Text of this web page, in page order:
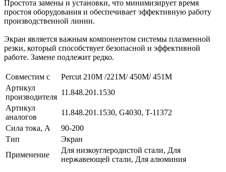
Простота замены и установки, что минимизирует время
простоя оборудования и обеспечивает эффективную работу
производственной линии.
Экран является важным компонентом системы плазменной
резки, который способствует безопасной и эффективной
работе. Замене подлежит редко.
Совместим с
Percut 210M /221M/ 450M/ 451M
Артикул
производителя
11.848.201.1530
Артикул
аналогов
11.848.201.1530, G4030, T-11372
Сила тока, А
90-200
Тип
Экран
Применение
Для низкоуглеродистой стали, Для
нержавеющей стали, Для алюминия